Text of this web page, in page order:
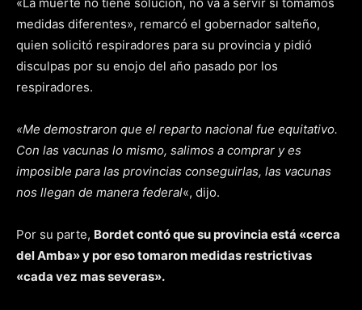
«La muerte no tiene solución, no va a servir si tomamos
medidas diferentes», remarcó el gobernador salteño,
quien solicitó respiradores para su provincia y pidió
disculpas por su enojo del año pasado por los
respiradores.
«Me demostraron que el reparto nacional fue equitativo.
Con las vacunas lo mismo, salimos a comprar y es
imposible para las provincias conseguirlas, las vacunas
nos llegan de manera federal«, dijo.
Por su parte, Bordet contó que su provincia está «cerca
del Amba» y por eso tomaron medidas restrictivas
«cada vez mas severas».